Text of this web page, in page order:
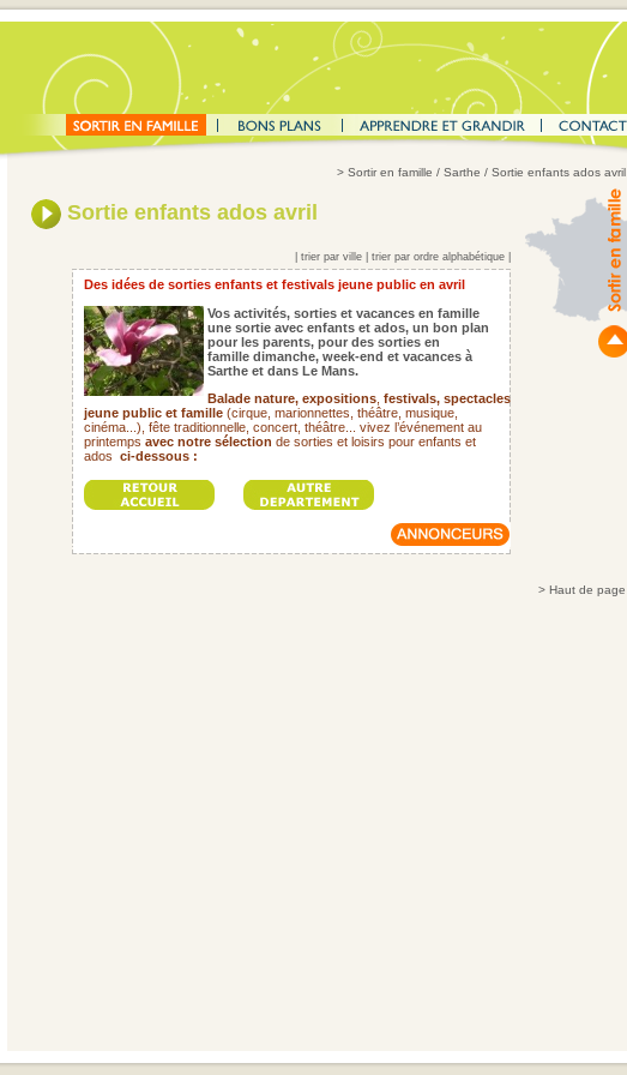
> Sortir en famille / Sarthe / Sortie enfants ados avril
Sortie enfants ados avril
trier par ville trier par ordre alphabétique
Des idées de sorties enfants et festivals jeune public en avril
Vos activités, sorties et vacances en famille
une sortie avec enfants et ados, un bon plan
pour les parents, pour des sorties en
famille dimanche, week-end et vacances à
Sarthe et dans Le Mans.
Balade nature, expositions festivals, spectacles
jeune public et famille (cirque, marionnettes, théâtre, musique,
cinéma...), fête traditionnelle, concert, théâtre... vivez l’événement au
printemps avec notre sélection de sorties et loisirs pour enfants et
ados ci-dessous :
> Haut de page